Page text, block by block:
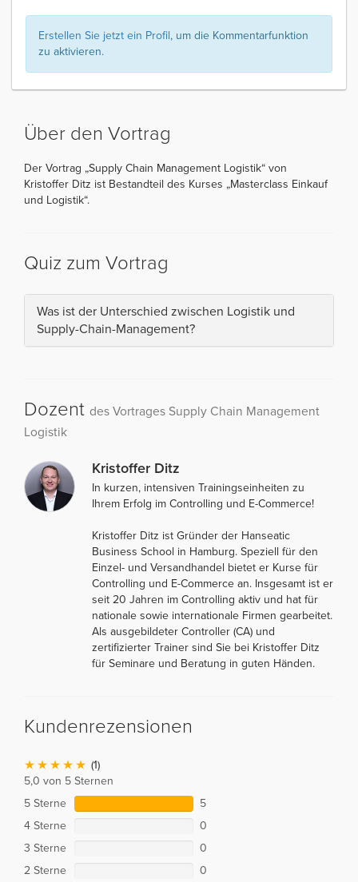
Erstellen Sie jetzt ein Profil, um die Kommentarfunktion
zu aktivieren.
Über den Vortrag
Der Vortrag „Supply Chain Management Logistik“ von
Kristoffer Ditz ist Bestandteil des Kurses „Masterclass Einkauf
und Logistik“.
Quiz zum Vortrag
Was ist der Unterschied zwischen Logistik und
Supply-Chain-Management?
Dozent des Vortrages Supply Chain Management
Logistik
Kristoffer Ditz
In kurzen, intensiven Trainingseinheiten zu
Ihrem Erfolg im Controlling und E-Commerce!
Kristoffer Ditz ist Gründer der Hanseatic
Business School in Hamburg. Speziell für den
Einzel- und Versandhandel bietet er Kurse für
Controlling und E-Commerce an. Insgesamt ist er
seit 20 Jahren im Controlling aktiv und hat für
nationale sowie internationale Firmen gearbeitet.
Als ausgebildeter Controller (CA) und
zertifizierter Trainer sind Sie bei Kristoffer Ditz
für Seminare und Beratung in guten Händen.
Kundenrezensionen
(1)
5,0 von 5 Sternen
5 Sterne
5
4 Sterne
0
3 Sterne
0
2 Sterne
0